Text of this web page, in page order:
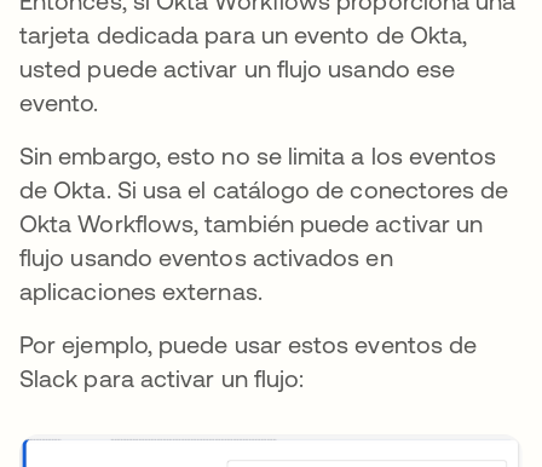
tarjeta dedicada para un evento de Okta,
usted puede activar un flujo usando ese
evento.
Sin embargo, esto no se limita a los eventos
de Okta. Si usa el catálogo de conectores de
Okta Workflows, también puede activar un
flujo usando eventos activados en
aplicaciones externas.
Por ejemplo, puede usar estos eventos de
Slack para activar un flujo: